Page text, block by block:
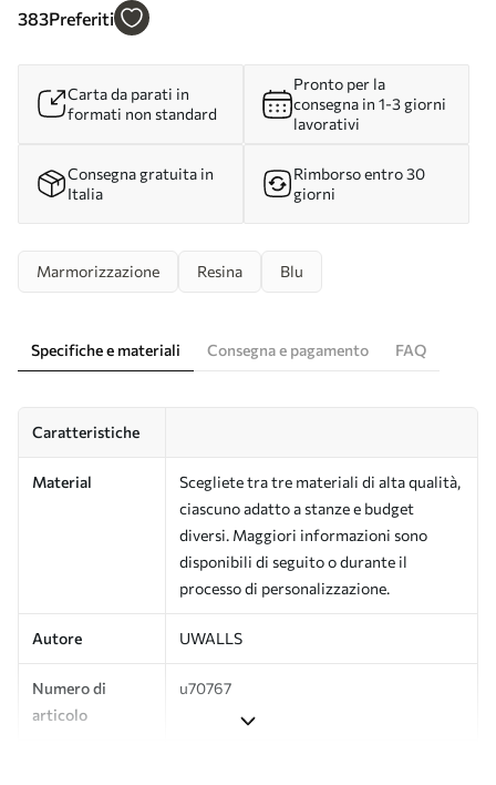
u70767
383Preferiti
Carta da parati in
formati non standard
Pronto per la
consegna in 1-3 giorni
lavorativi
Consegna gratuita in
Italia
Rimborso entro 30
giorni
Marmorizzazione Resina Blu
Specifiche e materiali Consegna e pagamento FAQ
Caratteristiche
Material
Scegliete tra tre materiali di alta qualità,
ciascuno adatto a stanze e budget
diversi. Maggiori informazioni sono
disponibili di seguito o durante il
processo di personalizzazione.
Autore UWALLS
Numero di
articolo
u70767